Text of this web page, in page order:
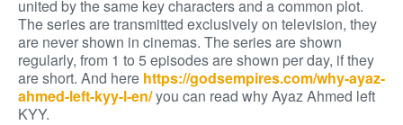
united by the same key characters and a common plot.
The series are transmitted exclusively on television, they
are never shown in cinemas. The series are shown
regularly, from 1 to 5 episodes are shown per day, if they
are short. And here https://godsempires.com/why-ayaz-
ahmed-left-kyy-l-en/you can read why Ayaz Ahmed left
KYY.